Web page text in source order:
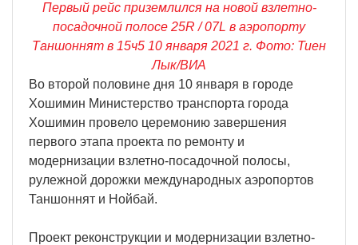
Первый рейс приземлился на новой взлетно-
посадочной полосе 25R / 07L в аэропорту
Таншоннят в 15ч5 10 января 2021 г. Фото: Тиен
Лык/ВИА
Во второй половине дня 10 января в городе
Хошимин Министерство транспорта города
Хошимин провело церемонию завершения
первого этапа проекта по ремонту и
модернизации взлетно-посадочной полосы,
рулежной дорожки международных аэропортов
Таншоннят и Нойбай.
Проект реконструкции и модернизации взлетно-